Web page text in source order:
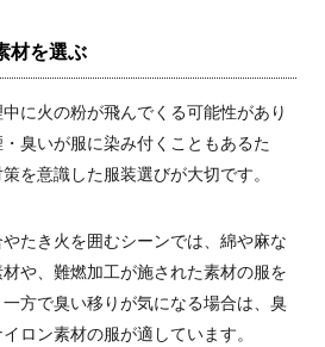
材を選ぶ
に火の粉が飛んでくる可能性があり
臭いが服に染み付くこともあるた
を意識した服装選びが大切です。
たき火を囲むシーンでは、綿や麻な
や、難燃加工が施された素材の服を
方で臭い移りが気になる場合は、臭
ロン素材の服が適しています。